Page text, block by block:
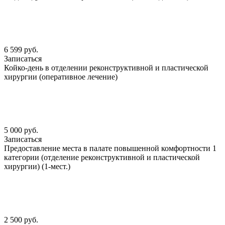
6 599 руб.
Записаться
Койко-день в отделении реконструктивной и пластической
хирургии (оперативное лечение)
5 000 руб.
Записаться
Предоставление места в палате повышенной комфортности 1
категории (отделение реконструктивной и пластической
хирургии) (1-мест.)
2 500 руб.